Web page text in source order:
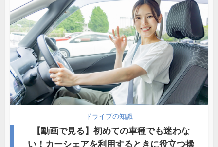
ドライブの知識
【動画で見る】初めての車種でも迷わな
い！カーシェアを利用するときに役立つ操